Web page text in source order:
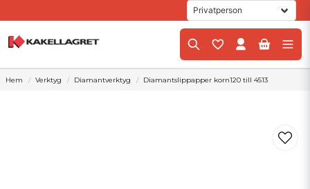
Hem Verktyg Diamantverktyg Diamantslippapper korn120 till 4513